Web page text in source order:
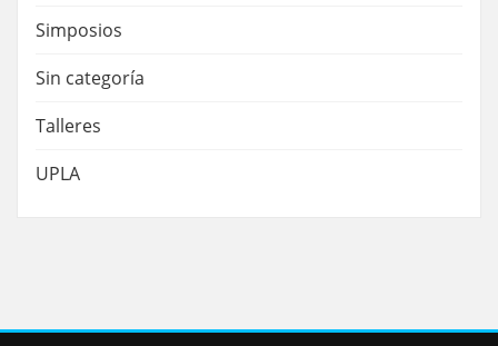
Simposios
Sin categoría
Talleres
UPLA